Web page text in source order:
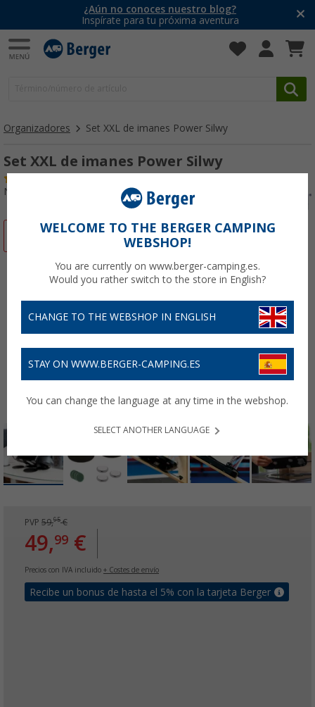
¿Aún no conoces nuestro blog?
Inspírate para tu próxima aventura
Organizadores Set XXL de imanes Power Silwy
Set XXL de imanes Power Silwy
Nº de artículo 825633
-16%
PVP 59,95€
49,99 €
Precios con IVA incluido + Costes de envío
Recibe un bonus de hasta el 5% con la tarjeta Berger
WELCOME TO THE BERGER CAMPING
WEBSHOP!
You are currently on www.berger-camping.es.
Would you rather switch to the store in English?
CHANGE TO THE WEBSHOP IN ENGLISH
STAY ON WWW.BERGER-CAMPING.ES
You can change the language at any time in the webshop.
SELECT ANOTHER LANGUAGE